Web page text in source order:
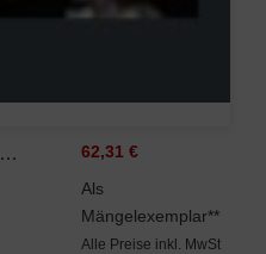
Literature And Botany (Culture – Environment – Society, Band 6)
62,31 €
Als
Mängelexemplar**
Alle Preise inkl. MwSt